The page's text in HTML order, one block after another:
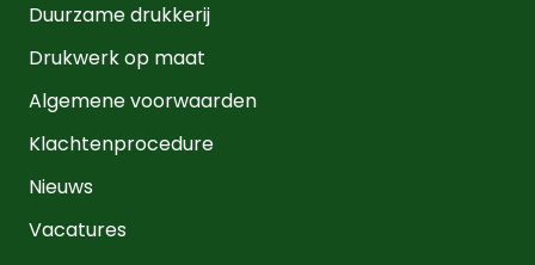
Duurzame drukkerij
Drukwerk op maat
Algemene voorwaarden
Klachtenprocedure
Nieuws
Vacatures